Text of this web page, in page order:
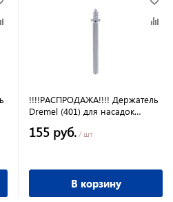
!!!!РАСПРОДАЖА!!!! Держатель
Dremel (401) для насадок
отрезных кругов
155 руб. / шт
В корзину